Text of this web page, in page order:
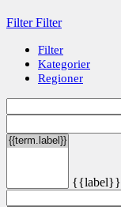
FilterFilter
Filter
Kategorier
Regioner
{{label}}